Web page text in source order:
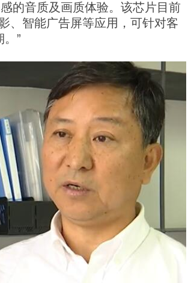
的音质及画质体验。该芯片目前
、智能广告屏等应用，可针对客
”